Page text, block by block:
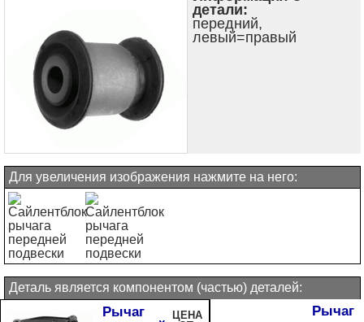
детали:
передний,
левый=правый
Для увеличения изображения нажмите на него:
Деталь является компонентом (частью) деталей:
Рычаг
ЦЕНА
Рычаг